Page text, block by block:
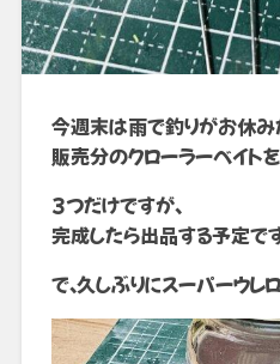
今週末は雨で釣りがお休み
販売分のクローラーベイトを
3つだけですが、
完成したら出品する予定で
で、久しぶりにスーパーウ